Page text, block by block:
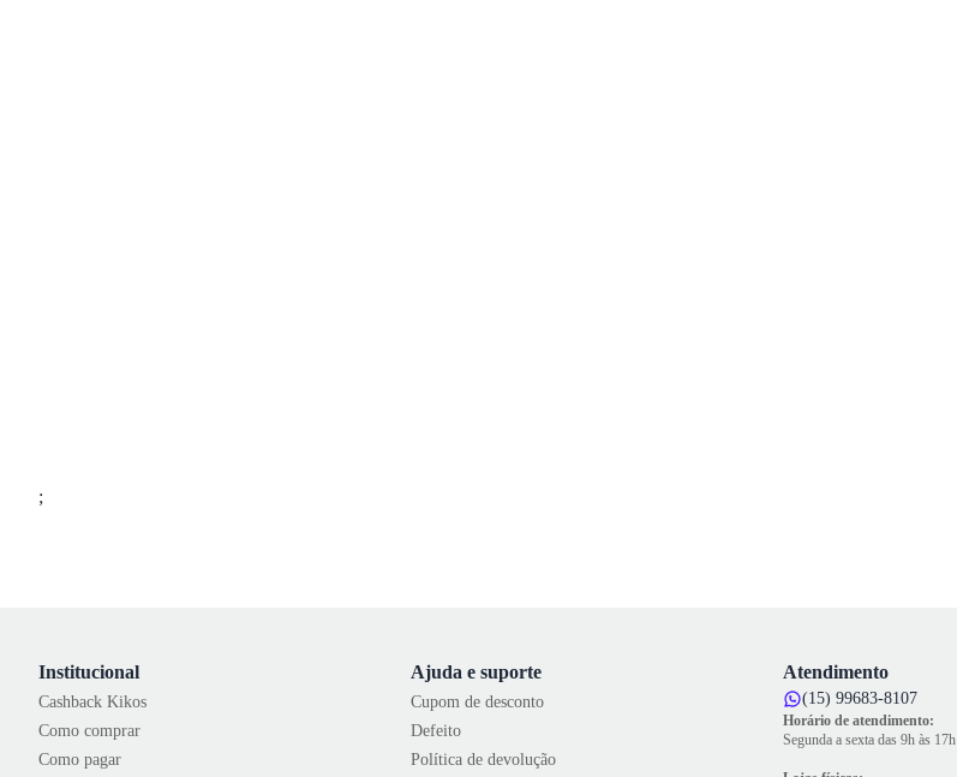
;
Institucional
Cashback Kikos
Como comprar
Como pagar
Ajuda e suporte
Cupom de desconto
Defeito
Política de devolução
Atendimento
(15) 99683-8107
Horário de atendimento:
Segunda a sexta das 9h às 17h